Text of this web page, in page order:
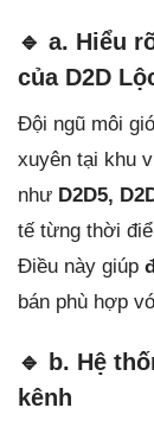
🔹 a. Hiểu
của D2D
Đội ngũ môi
xuyên tại khu
như D2D5,
tế từng thời
Điều này giúp
bán phù hợp
🔹 b. Hệ
kênh